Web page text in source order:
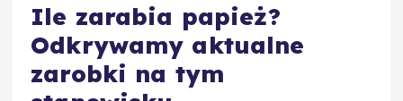
Ile zarabia papież?
Odkrywamy aktualne
zarobki na tym